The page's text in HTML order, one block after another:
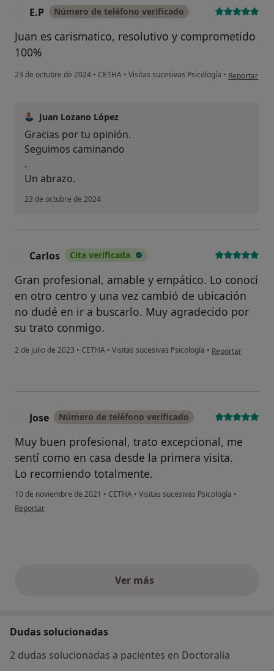
E.P Número de teléfono verificado
Juan es carismatico, resolutivo y comprometido
100%
23 de octubre de 2024 • CETHA • Visitas sucesivas Psicología • en opinión
Reportar
Juan Lozano López
Gracias por tu opinión.
Seguimos caminando
.
Un abrazo.
23 de octubre de 2024
Carlos Cita verificada
Gran profesional, amable y empático. Lo conocí
en otro centro y una vez cambió de ubicación
no dudé en ir a buscarlo. Muy agradecido por
su trato conmigo.
2 de julio de 2023 • CETHA • Visitas sucesivas Psicología • en opinión del
Reportar
Jose Número de teléfono verificado
Muy buen profesional, trato excepcional, me
sentí como en casa desde la primera visita.
Lo recomiendo totalmente.
10 de noviembre de 2021 • CETHA • Visitas sucesivas Psicología •
en opinión del usuario Jose
Reportar
Ver másopiniones anteriores
Dudas solucionadas
2 dudas solucionadas a pacientes en Doctoralia